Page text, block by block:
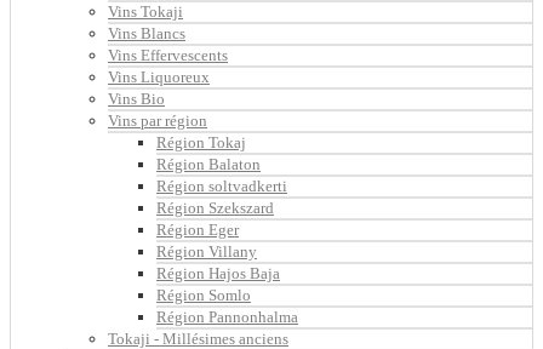
Vins Tokaji
Vins Blancs
Vins Effervescents
Vins Liquoreux
Vins Bio
Vins par région
Région Tokaj
Région Balaton
Région soltvadkerti
Région Szekszard
Région Eger
Région Villany
Région Hajos Baja
Région Somlo
Région Pannonhalma
Tokaji - Millésimes anciens